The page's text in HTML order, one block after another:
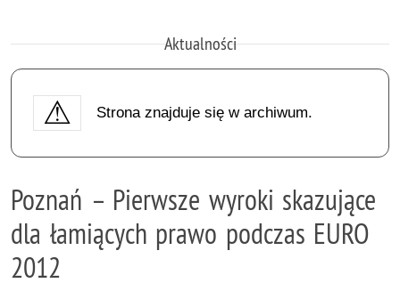
Aktualności
Strona znajduje się w archiwum.
Poznań – Pierwsze wyroki skazujące
dla łamiących prawo podczas EURO
2012